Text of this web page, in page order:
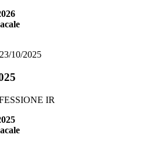
10/2025
IR